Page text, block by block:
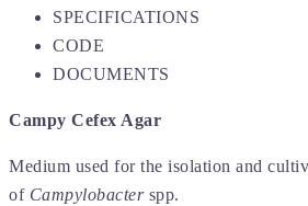
SPECIFICATIONS
CODE
DOCUMENTS
Campy Cefex Agar
Medium used for the isolation and
of Campylobacterspp.